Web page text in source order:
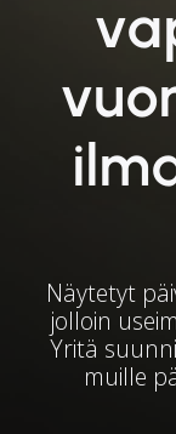
Näytetyt
jolloin
Yritä
muille